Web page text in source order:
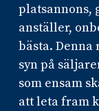
platsannons,
anställer,
bästa.
syn på
som ensam
att leta fram